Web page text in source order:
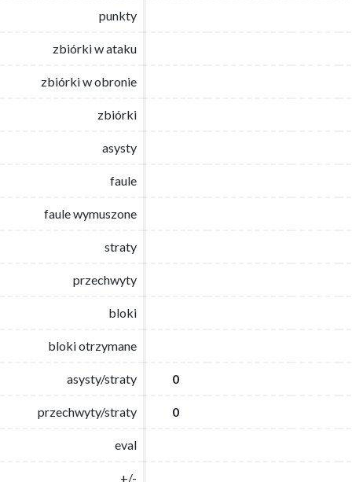
punkty
zbiórki w ataku
zbiórki w obronie
zbiórki
asysty
faule
faule wymuszone
straty
przechwyty
bloki
bloki otrzymane
asysty/straty 0
przechwyty/straty 0
eval
+/-
punkty
zbiórki w ataku
zbiórki w obronie
zbiórki
asysty
faule
faule wymuszone
straty
przechwyty
bloki
bloki otrzymane
asysty/straty 0
przechwyty/straty 0
eval
+/-